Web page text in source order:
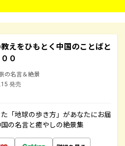
えをひもとく中国のことばと
０
の名言＆絶景
発売
「地球の歩き方」があなたにお届
の名言と癒やしの絶景集